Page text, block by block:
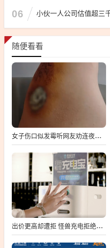
06 小伙一人公司估值超三
随便看看
女子伤口似发霉听网友劝连夜就医 属凝血过程中正常现象
出价更高却遭拒 怪兽充电拒绝高瓴私有化要约